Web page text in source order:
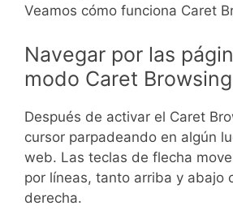
Veamos cómo funciona Caret
Navegar por las
modo Caret Browsing
Después de activar el Caret
cursor parpadeando en algún
web. Las teclas de flecha
por líneas, tanto arriba y abajo
derecha.